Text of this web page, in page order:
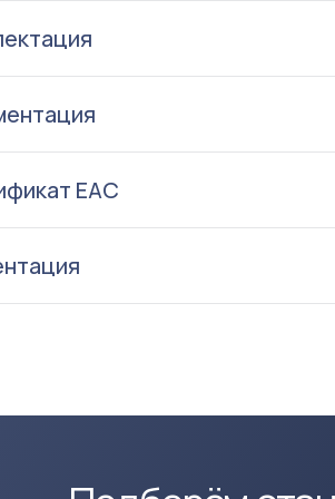
ЕАС
Подберём станцию
под ваш